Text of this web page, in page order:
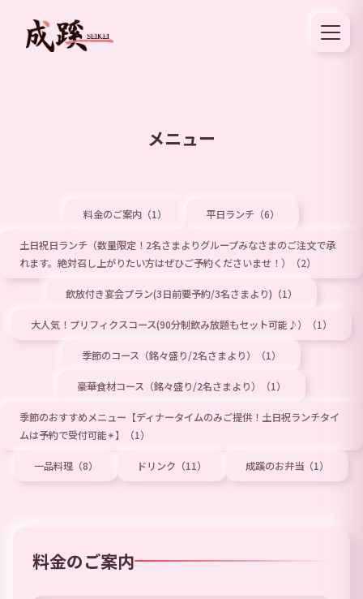
メニュー
料金のご案内（1） 平日ランチ（6）
土日祝日ランチ（数量限定！2名さまよりグループみなさまのご注文で承
れます。絶対召し上がりたい方はぜひご予約くださいませ！）（2）
飲放付き宴会プラン(3日前要予約/3名さまより)（1）
大人気！プリフィクスコース(90分制飲み放題もセット可能♪）（1）
季節のコース（銘々盛り/2名さまより）（1）
豪華食材コース（銘々盛り/2名さまより）（1）
季節のおすすめメニュー【ディナータイムのみご提供！土日祝ランチタイ
ムは予約で受付可能✴︎】（1）
一品料理（8） ドリンク（11） 成蹊のお弁当（1）
料金のご案内